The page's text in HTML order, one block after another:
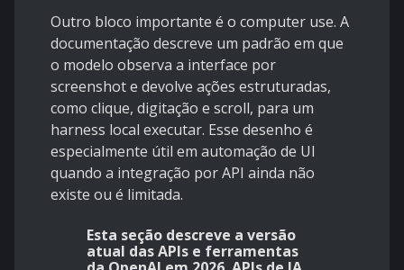
Outro bloco importante é o computer use. A
documentação descreve um padrão em que
o modelo observa a interface por
screenshot e devolve ações estruturadas,
como clique, digitação e scroll, para um
harness local executar. Esse desenho é
especialmente útil em automação de UI
quando a integração por API ainda não
existe ou é limitada.
Esta seção descreve a versão
atual das APIs e ferramentas